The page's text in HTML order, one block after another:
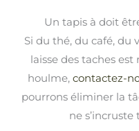
Un tapis à doit
Si du thé, du café,
laisse des taches
houlme, contactez-
pourrons éliminer la
ne